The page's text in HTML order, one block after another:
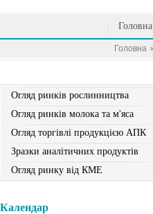
Головна
Головна
Огляд ринків рослинництва
Огляд ринків молока та м'яса
Огляд торгівлі продукцією АПК
Зразки аналітичних продуктів
Огляд ринку від КМЕ
Календар